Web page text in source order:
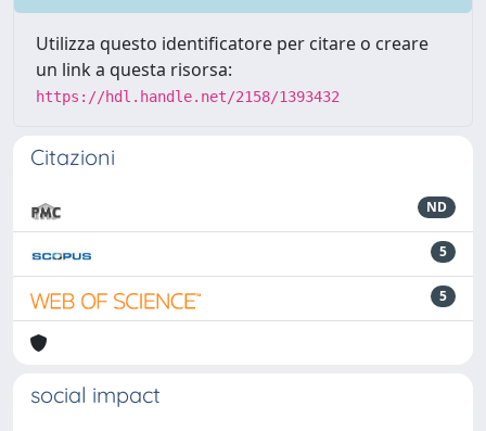
Utilizza questo identificatore per citare o creare
un link a questa risorsa:
https://hdl.handle.net/2158/1393432
Citazioni
ND
5
5
social impact